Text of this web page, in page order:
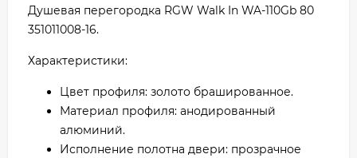
Душевая перегородка RGW Walk In WA-110Gb 80
351011008-16.
Характеристики:
Цвет профиля: золото брашированное.
Материал профиля: анодированный
алюминий.
Исполнение полотна двери: прозрачное